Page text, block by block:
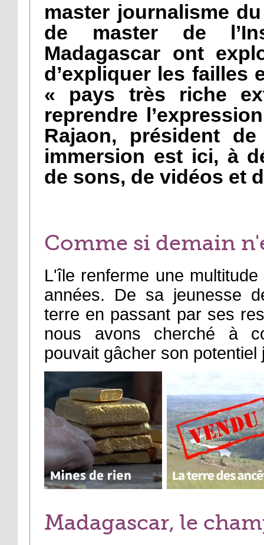
master journalisme
de master de
Madagascar ont
d’expliquer les failles
« pays très riche
reprendre
Rajaon, président
immersion est ici, à
de sons, de vidéos et
Comme si demain
L'île renferme une
années. De sa jeunesse
terre en passant par ses
nous avons cherché à
pouvait gâcher son
Madagascar, le